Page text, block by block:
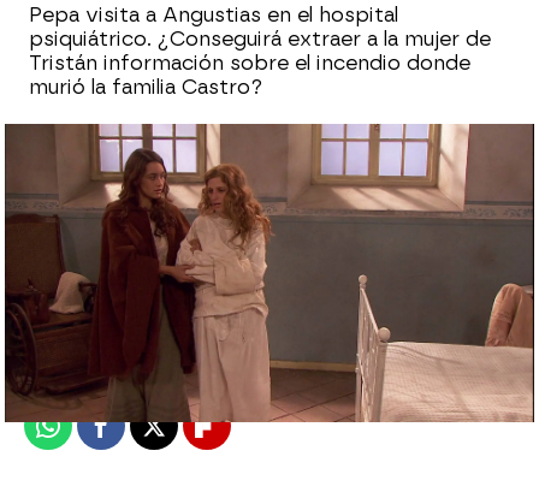
Pepa visita a Angustias en el hospital
psiquiátrico. ¿Conseguirá extraer a la mujer de
Tristán información sobre el incendio donde
murió la familia Castro?
Nova
Publicado: 01 de agosto de 2023, 14:33
WhatsappFacebook
X Flipboard